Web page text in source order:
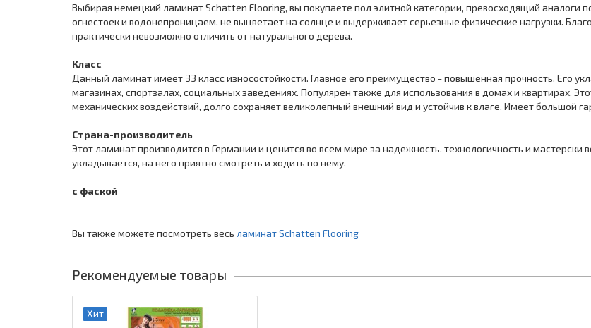
Выбирая немецкий ламинат Schatten Flooring, вы покупаете пол элитной категории, превосходящий аналоги
огнестоек и водонепроницаем, не выцветает на солнце и выдерживает серьезные физические нагрузки.
практически невозможно отличить от натурального дерева.
Класс
Данный ламинат имеет 33 класс износостойкости. Главное его преимущество - повышенная прочность. Его
магазинах, спортзалах, социальных заведениях. Популярен также для использования в домах и квартирах.
механических воздействий, долго сохраняет великолепный внешний вид и устойчив к влаге. Имеет большой
Страна-производитель
Этот ламинат производится в Германии и ценится во всем мире за надежность, технологичность и
укладывается, на него приятно смотреть и ходить по нему.
с фаской
Вы также можете посмотреть весь ламинат Schatten Flooring
Рекомендуемые товары
Хит